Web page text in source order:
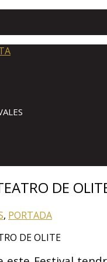
DE
, PORTADA